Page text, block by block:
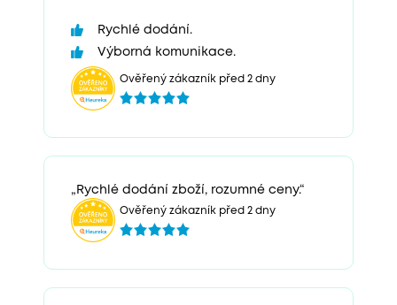
Rychlé dodání.
Výborná komunikace.
Ověřený zákazník před 2 dny
„Rychlé dodání zboží, rozumné ceny.“
Ověřený zákazník před 2 dny